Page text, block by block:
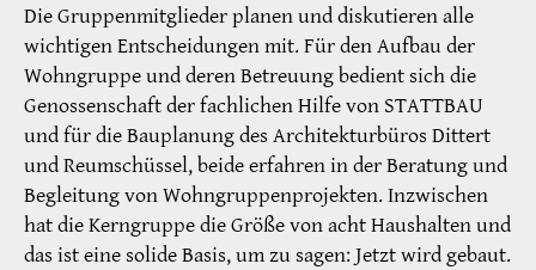
Die Gruppenmitglieder planen und diskutieren alle
wichtigen Entscheidungen mit. Für den Aufbau der
Wohngruppe und deren Betreuung bedient sich die
Genossenschaft der fachlichen Hilfe von STATTBAU
und für die Bauplanung des Architekturbüros Dittert
und Reumschüssel, beide erfahren in der Beratung und
Begleitung von Wohngruppenprojekten. Inzwischen
hat die Kerngruppe die Größe von acht Haushalten und
das ist eine solide Basis, um zu sagen: Jetzt wird gebaut.